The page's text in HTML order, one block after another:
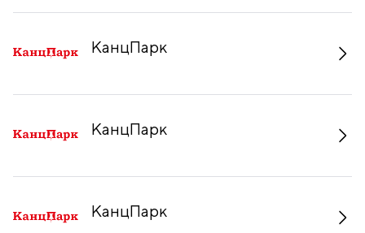
КанцПарк
КанцПарк
КанцПарк